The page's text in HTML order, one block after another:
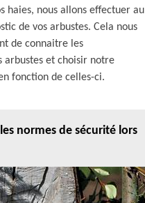
haies, nous allons effectuer au
de vos arbustes. Cela nous
de connaitre les
arbustes et choisir notre
fonction de celles-ci.
normes de sécurité lors